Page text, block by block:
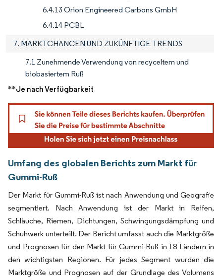
6.4.13 Orion Engineered Carbons GmbH
6.4.14 PCBL
7. MARKTCHANCEN UND ZUKÜNFTIGE TRENDS
7.1 Zunehmende Verwendung von recyceltem und
biobasiertem Ruß
**Je nach Verfügbarkeit
Umfang des globalen Berichts zum Markt für
Gummi-Ruß
Der Markt für Gummi-Ruß ist nach Anwendung und Geografie
segmentiert. Nach Anwendung ist der Markt in Reifen,
Schläuche, Riemen, Dichtungen, Schwingungsdämpfung und
Schuhwerk unterteilt. Der Bericht umfasst auch die Marktgröße
und Prognosen für den Markt für Gummi-Ruß in 18 Ländern in
den wichtigsten Regionen. Für jedes Segment wurden die
Marktgröße und Prognosen auf der Grundlage des Volumens